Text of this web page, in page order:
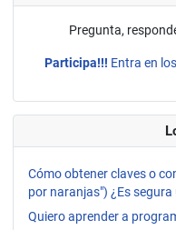
Pregunta,
Participa!!! Entra en
Cómo obtener claves o
por naranjas") ¿Es
Quiero aprender a